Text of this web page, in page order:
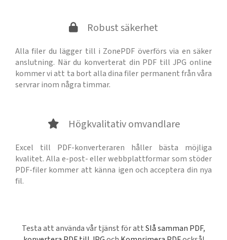
Robust säkerhet
Alla filer du lägger till i ZonePDF överförs via en säker
anslutning. När du konverterat din PDF till JPG online
kommer vi att ta bort alla dina filer permanent från våra
servrar inom några timmar.
Högkvalitativ omvandlare
Excel till PDF-konverteraren håller bästa möjliga
kvalitet. Alla e-post- eller webbplattformar som stöder
PDF-filer kommer att känna igen och acceptera din nya
fil.
Testa att använda vår tjänst för attSlå samman PDF,